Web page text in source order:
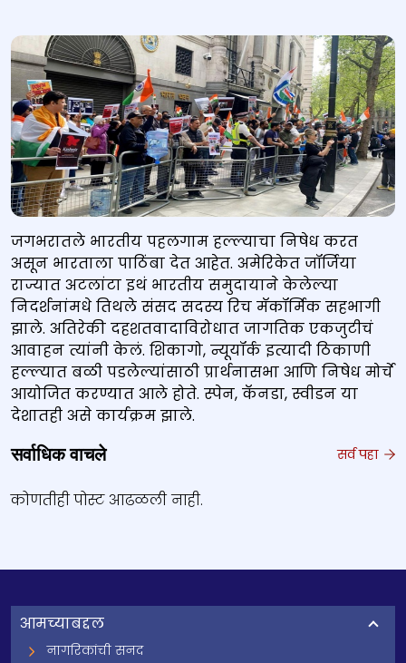
जगभरातले भारतीय पहलगाम हल्ल्याचा निषेध करत
असून भारताला पाठिंबा देत आहेत. अमेरिकेत जॉर्जिया
राज्यात अटलांटा इथं भारतीय समुदायाने केलेल्या
निदर्शनांमधे तिथले संसद सदस्य रिच मॅकॉर्मिक सहभागी
झाले. अतिरेकी दहशतवादाविरोधात जागतिक एकजुटीचं
आवाहन त्यांनी केलं. शिकागो, न्यूयॉर्क इत्यादी ठिकाणी
हल्ल्यात बळी पडलेल्यांसाठी प्रार्थनासभा आणि निषेध मोर्चे
आयोजित करण्यात आले होते. स्पेन, कॅनडा, स्वीडन या
देशातही असे कार्यक्रम झाले.
सर्वाधिक वाचले सर्व पहा
कोणतीही पोस्ट आढळली नाही.
आमच्याबद्दल
नागरिकांची सनद